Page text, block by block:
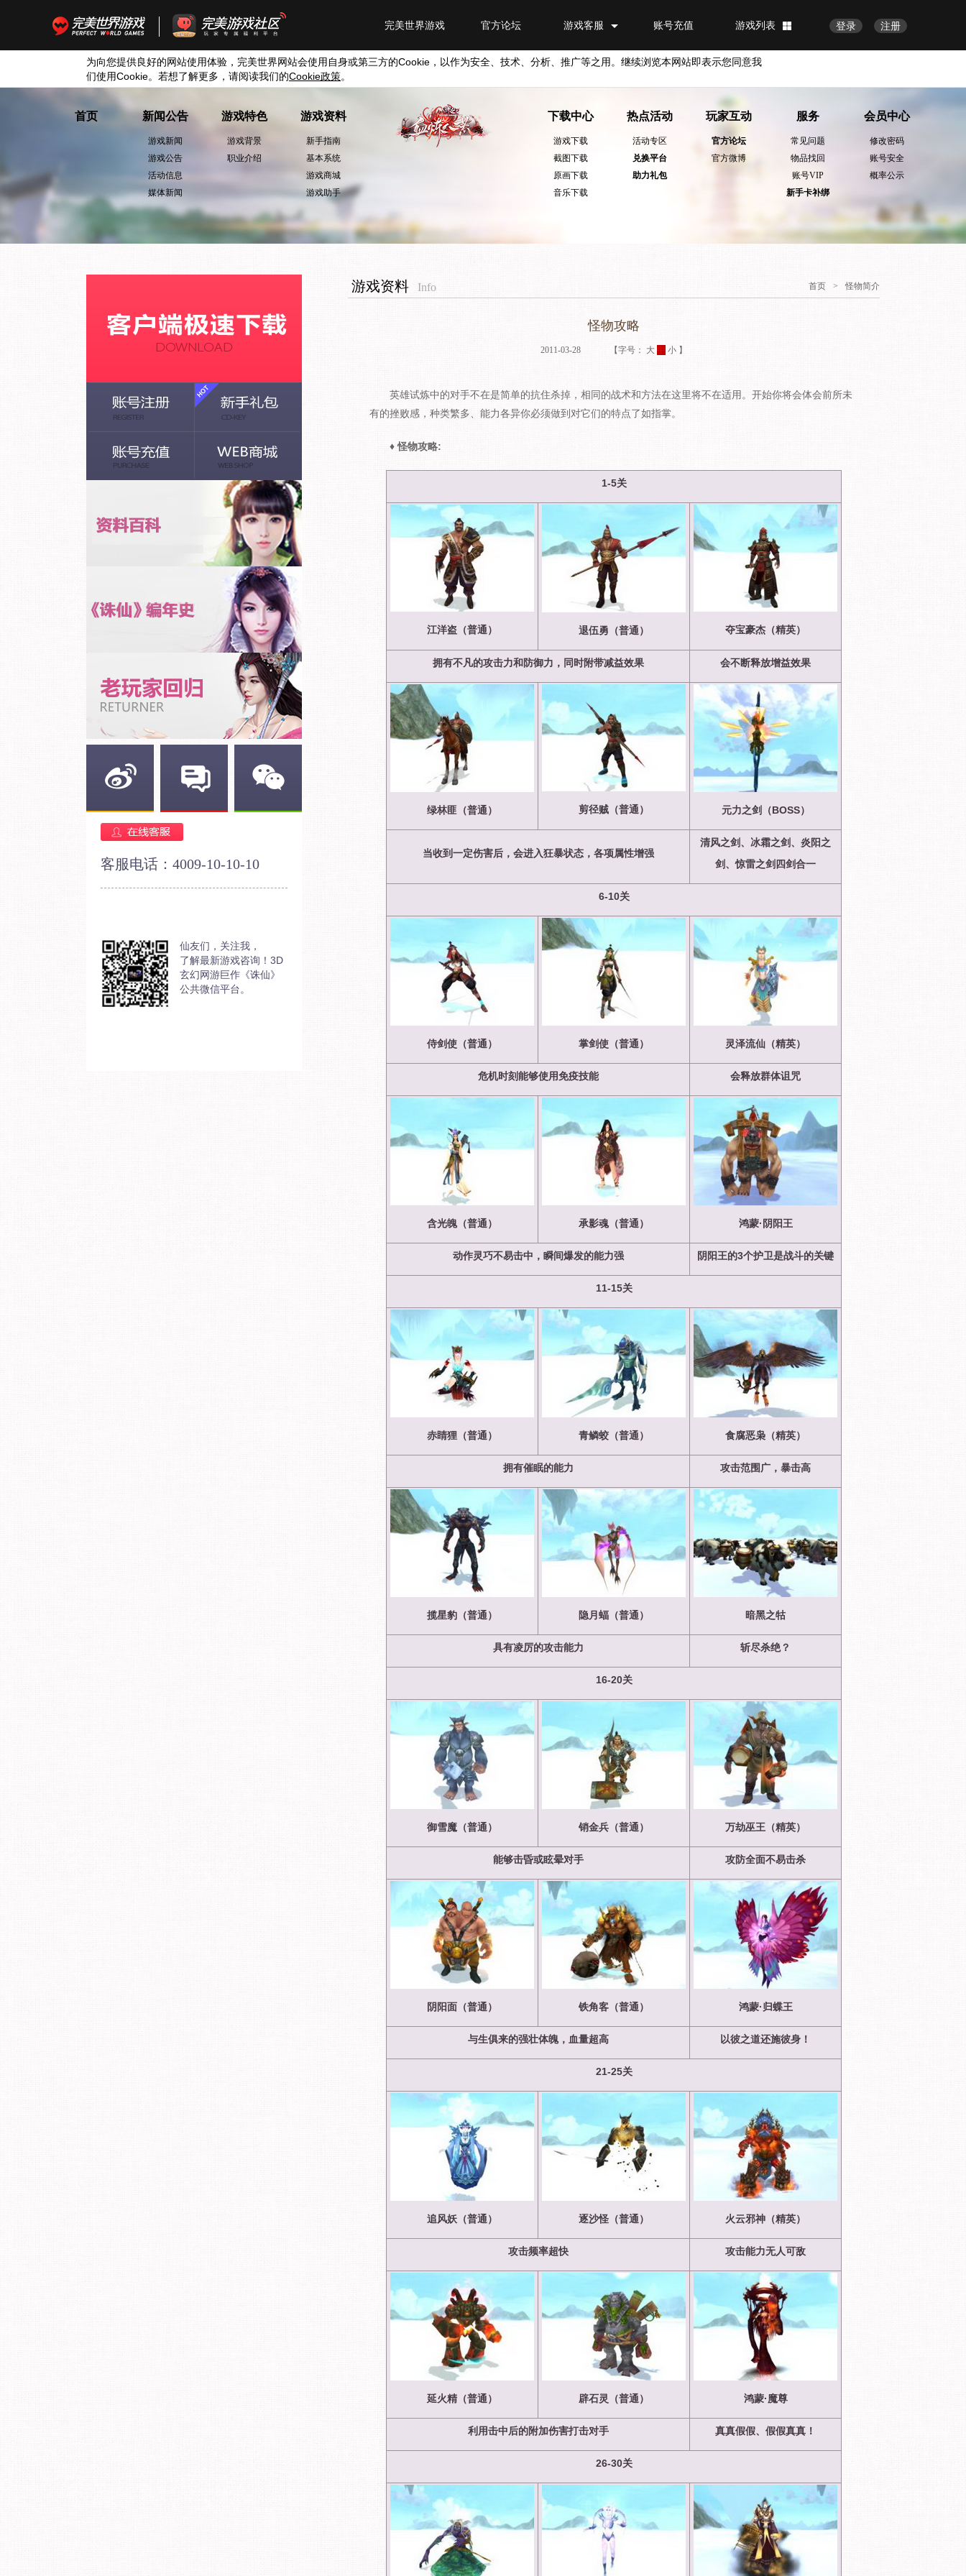
注册
登录
游戏列表
账号充值
游戏客服
官方论坛
完美世界游戏
为向您提供良好的网站使用体验，完美世界网站会使用自身或第三方的Cookie ，以作为安全、技术、分析、推广等之用。继续浏览本网站即表示您同意我
们使用Cookie。若想了解更多，请阅读我们的Cookie政策。
首页 新闻公告
游戏新闻
游戏公告
活动信息
媒体新闻
游戏特色
游戏背景
职业介绍
游戏资料
新手指南
基本系统
游戏商城
游戏助手
下载中心
游戏下载
截图下载
原画下载
音乐下载
热点活动
活动专区
兑换平台
助力礼包
玩家互动
官方论坛
官方微博
服务
常见问题
物品找回
账号VIP
新手卡补绑
会员中心
修改密码
账号安全
概率公示
客服电话：4009-10-10-10
仙友们，关注我，
了解最新游戏咨询！3D
玄幻网游巨作《诛仙》
公共微信平台。
首页 > 怪物简介
游戏资料 Info
怪物攻略
2011-03-28 【字号： 大 中 小 】
英雄试炼中的对手不在是简单的抗住杀掉，相同的战术和方法在这里将不在适用。开始你将会体会前所未
有的挫败感，种类繁多、能力各异你必须做到对它们的特点了如指掌。
♦ 怪物攻略:
1-5关
江洋盗（普通） 退伍勇（普通） 夺宝豪杰（精英）
拥有不凡的攻击力和防御力，同时附带减益效果 会不断释放增益效果
绿林匪（普通） 剪径贼（普通） 元力之剑（BOSS）
当收到一定伤害后，会进入狂暴状态，各项属性增强
清风之剑、冰霜之剑、炎阳之
剑、惊雷之剑四剑合一
6-10关
侍剑使（普通） 掌剑使（普通） 灵泽流仙（精英）
危机时刻能够使用免疫技能 会释放群体诅咒
含光魄（普通） 承影魂（普通） 鸿蒙·阴阳王
动作灵巧不易击中，瞬间爆发的能力强 阴阳王的3个护卫是战斗的关键
11-15关
赤睛狸（普通） 青鳞蛟（普通） 食腐恶枭（精英）
拥有催眠的能力 攻击范围广，暴击高
揽星豹（普通） 隐月蝠（普通） 暗黑之牯
具有凌厉的攻击能力 斩尽杀绝？
16-20关
御雪魔（普通） 销金兵（普通） 万劫巫王（精英）
能够击昏或眩晕对手 攻防全面不易击杀
阴阳面（普通） 铁角客（普通） 鸿蒙·归蝶王
与生俱来的强壮体魄，血量超高 以彼之道还施彼身！
21-25关
追风妖（普通） 逐沙怪（普通） 火云邪神（精英）
攻击频率超快 攻击能力无人可敌
延火精（普通） 辟石灵（普通） 鸿蒙·魔尊
利用击中后的附加伤害打击对手 真真假假、假假真真！
26-30关